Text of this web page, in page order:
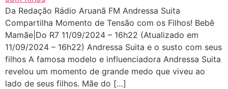
Da Redação Rádio Aruanã FM Andressa Suita
Compartilha Momento de Tensão com os Filhos! Bebê
Mamãe|Do R7 11/09/2024 – 16h22 (Atualizado em
11/09/2024 – 16h22) Andressa Suita e o susto com seus
filhos A famosa modelo e influenciadora Andressa Suita
revelou um momento de grande medo que viveu ao
lado de seus filhos. Mãe do […]